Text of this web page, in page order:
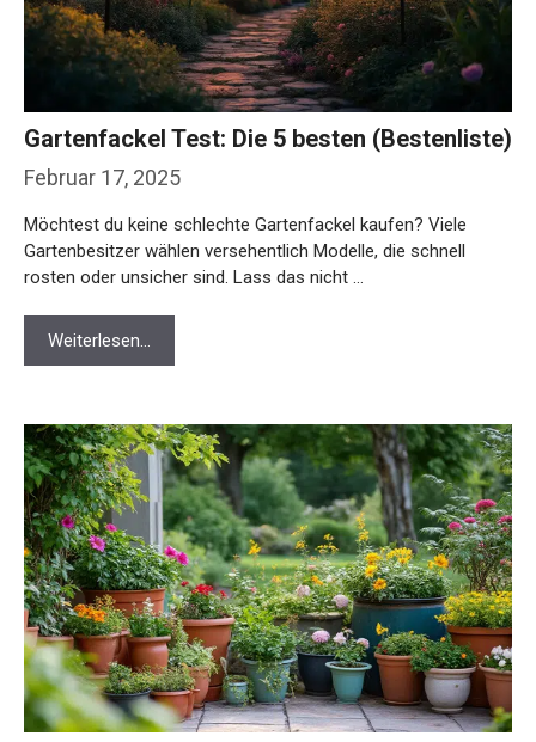
Februar 17, 2025
Gartenfackel Test: Die 5 besten (Bestenliste)
Möchtest du keine schlechte Gartenfackel kaufen? Viele
Gartenbesitzer wählen versehentlich Modelle, die schnell
rosten oder unsicher sind. Lass das nicht …
Weiterlesen…